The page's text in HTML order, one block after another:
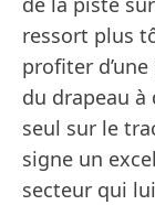
ressort plus
profiter
du drapeau
seul sur le
signe un
secteur qui